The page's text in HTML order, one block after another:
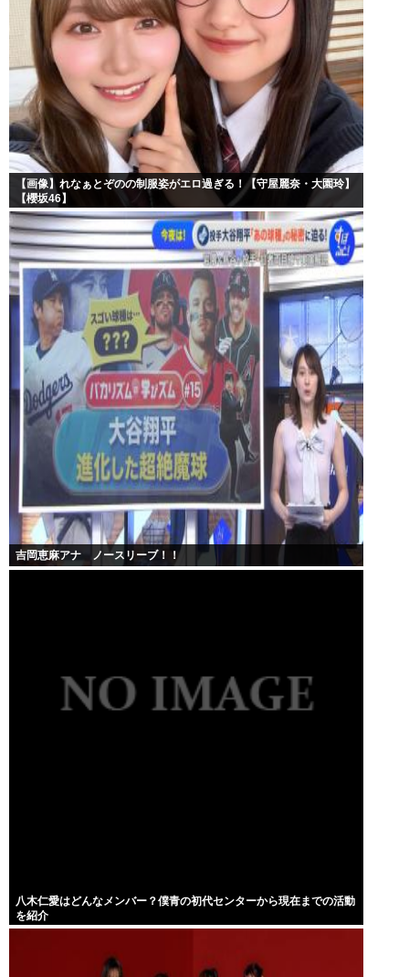
【画像】れなぁとぞのの制服姿がエロ過ぎる！【守屋麗奈・大園玲】
【櫻坂46】
吉岡恵麻アナ ノースリーブ！！
八木仁愛はどんなメンバー？僕青の初代センターから現在までの活動
を紹介